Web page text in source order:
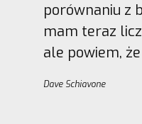
porównaniu z
mam teraz
ale powiem,
Dave Schiavone